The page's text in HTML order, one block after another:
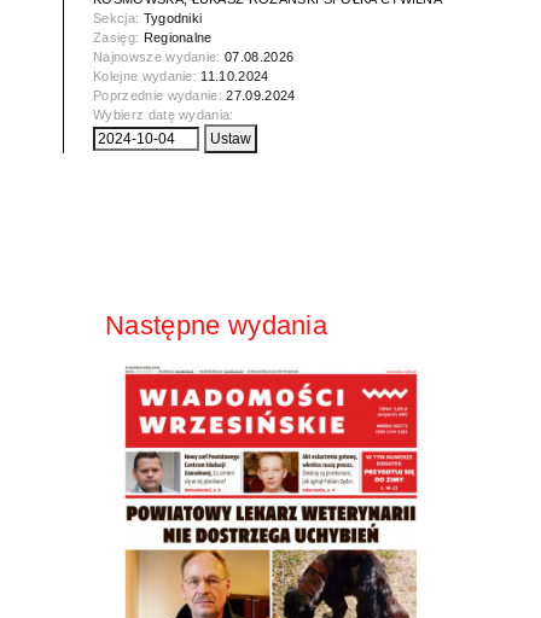
Sekcja: Tygodniki
Zasięg: Regionalne
Najnowsze wydanie:07.08.2026
Kolejne wydanie: 11.10.2024
Poprzednie wydanie:27.09.2024
Wybierz datę wydania:
Następne wydania